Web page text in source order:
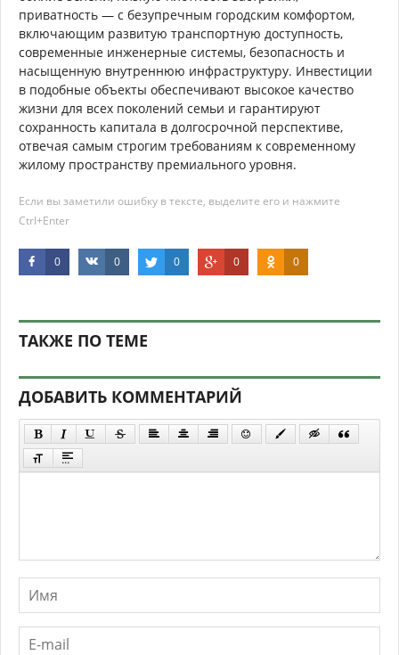
приватность — с безупречным городским комфортом,
включающим развитую транспортную доступность,
современные инженерные системы, безопасность и
насыщенную внутреннюю инфраструктуру. Инвестиции
в подобные объекты обеспечивают высокое качество
жизни для всех поколений семьи и гарантируют
сохранность капитала в долгосрочной перспективе,
отвечая самым строгим требованиям к современному
жилому пространству премиального уровня.
Если вы заметили ошибку в тексте, выделите его и нажмите
Ctrl+Enter
0 0 0 0 0
ТАКЖЕ ПО ТЕМЕ
ДОБАВИТЬ КОММЕНТАРИЙ